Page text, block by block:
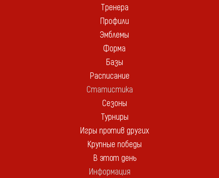
Тренера
Профили
Эмблемы
Форма
Базы
Расписание
Статистика
Сезоны
Турниры
Игры против других
Крупные победы
В этот день
Информация